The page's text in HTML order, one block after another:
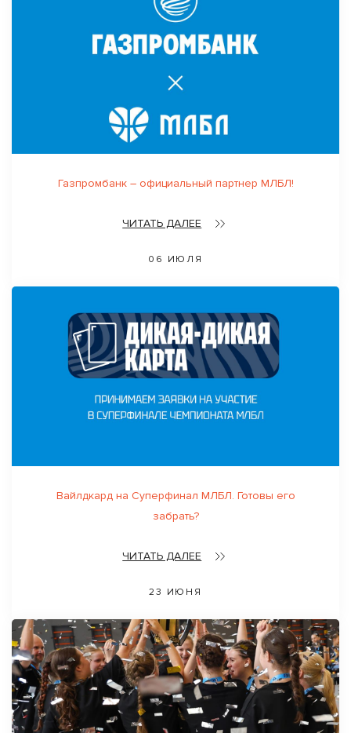
Газпромбанк – официальный партнер МЛБЛ!
ЧИТАТЬ ДАЛЕЕ
06 ИЮЛЯ
Вайлдкард на Суперфинал МЛБЛ. Готовы его
забрать?
ЧИТАТЬ ДАЛЕЕ
23 ИЮНЯ